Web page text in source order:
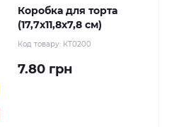
Коробка для торта
(17,7х11,8х7,8 см)
Код товару: КТ0200
7.80 грн